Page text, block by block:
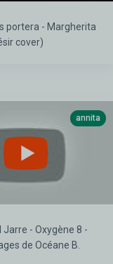
portera - Margherita
cover)
annita
Jarre - Oxygène 8 -
de Océane B.